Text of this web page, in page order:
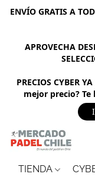
ENVÍO GRATIS A
APROVECHA
PRECIOS CYBER
mejor precio?
TIENDA